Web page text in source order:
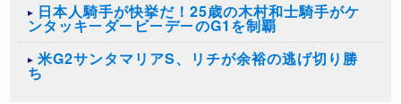
日本人騎手が快挙だ！25歳の木村和士騎手がケ
ンタッキーダービーデーのG1を制覇
米G2サンタマリアS、リチが余裕の逃げ切り勝
ち